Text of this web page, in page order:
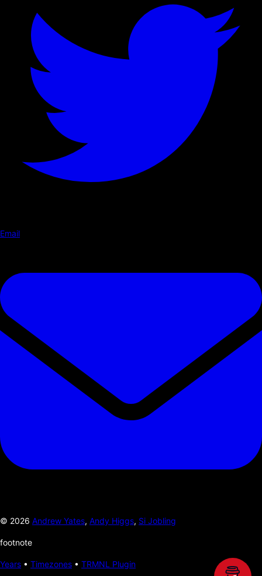
Email
© 2026 Andrew Yates, Andy Higgs, Si Jobling
footnote
Years • Timezones • TRMNL Plugin